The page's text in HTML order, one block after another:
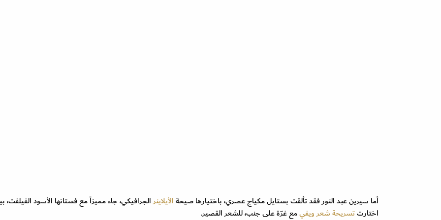
أما سيرين عبد النور فقد تألقت بستايل مكياج عصري، باختيارها صيحةالأيلاينرالجرافيكي، جاء مميزاً مع فستانها الأسود الفيلفت،
اختارتتسريحة شعر ويفيمع غرّة على جنب، للشعر القصير.